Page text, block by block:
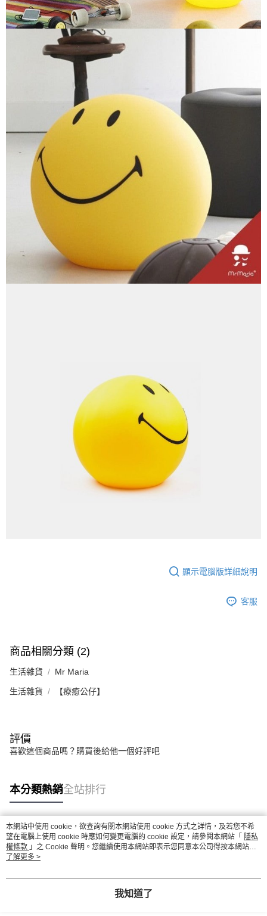
顯示電腦版詳細說明
客服
商品相關分類 (2)
生活雜貨 Mr Maria
生活雜貨 【療癒公仔】
評價
喜歡這個商品嗎？購買後給他一個好評吧
本分類熱銷全站排行
熱門標籤
本網站中使用 cookie，欲查詢有關本網站使用 cookie 方式之詳情，及若您不希
望在電腦上使用 cookie 時應如何變更電腦的 cookie 設定，請參閱本網站「 隱私
權條款 」之 Cookie 聲明。您繼續使用本網站即表示您同意本公司得按本網站使
用條款之 Cookie 聲明使用 cookie。
了解更多 >
我知道了